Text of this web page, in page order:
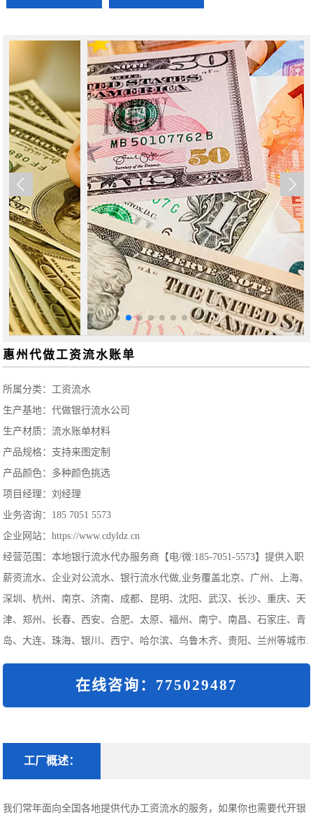
惠州代做工资流水账单
所属分类： 工资流水
生产基地：代做银行流水公司
生产材质：流水账单材料
产品规格：支持来图定制
产品颜色：多种颜色挑选
项目经理：刘经理
业务咨询：185 7051 5573
企业网站：https://www.cdyldz.cn
经营范围：本地银行流水代办服务商【电/微:185-7051-5573】提供入职
薪资流水、企业对公流水、银行流水代做,业务覆盖北京、广州、上海、
深圳、杭州、南京、济南、成都、昆明、沈阳、武汉、长沙、重庆、天
津、郑州、长春、西安、合肥、太原、福州、南宁、南昌、石家庄、青
岛、大连、珠海、银川、西宁、哈尔滨、乌鲁木齐、贵阳、兰州等城市.
在线咨询：775029487
工厂概述：
我们常年面向全国各地提供代办工资流水的服务，如果你也需要代开银